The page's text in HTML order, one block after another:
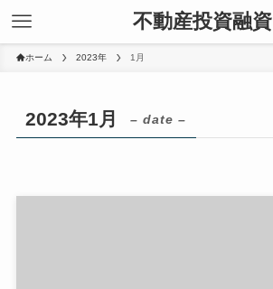
不動産投資融資
ホーム 2023年 1月
2023年1月 – date –